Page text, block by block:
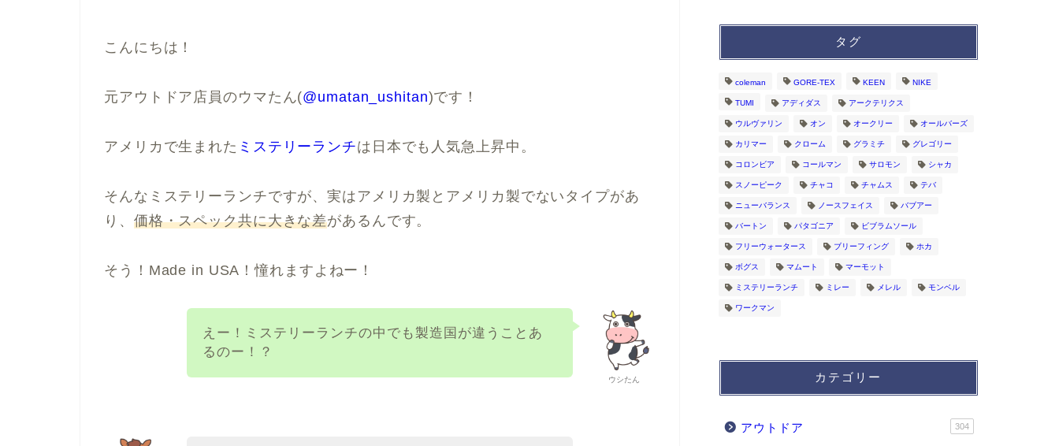
こんにちは！
元アウトドア店員のウマたん(@umatan_ushitan)です！
アメリカで生まれた ミステリーランチは日本でも人気急上昇中。
そんなミステリーランチですが、実はアメリカ製とアメリカ製でないタイプがあ
り、 価格・スペック共に大きな差があるんです。
そう！Made in USA！憧れますよねー！
ウシたん
えー！ミステリーランチの中でも製造国が違うことあ
るのー！？
タグ
coleman GORE-TEX KEEN NIKE
TUMI アディダス アークテリクス
ウルヴァリン オン オークリー オールバーズ
カリマー クローム グラミチ グレゴリー
コロンビア コールマン サロモン シャカ
スノーピーク チャコ チャムス テバ
ニューバランス ノースフェイス バブアー
バートン パタゴニア ビブラムソール
フリーウォータース ブリーフィング ホカ
ボグス マムート マーモット
ミステリーランチ ミレー メレル モンベル
ワークマン
カテゴリー
アウトドア 304